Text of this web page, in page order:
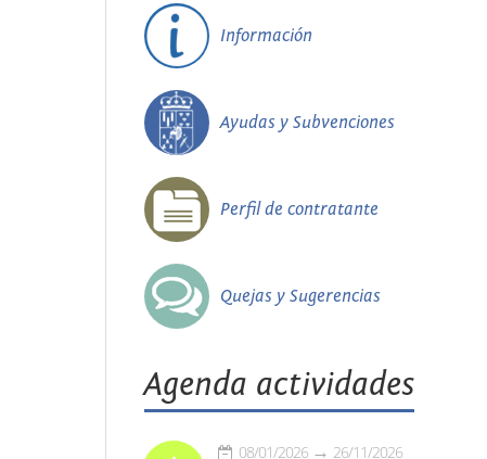
Información
Ayudas y Subvenciones
Perfil de contratante
Quejas y Sugerencias
Agenda actividades
08/01/2026 26/11/2026